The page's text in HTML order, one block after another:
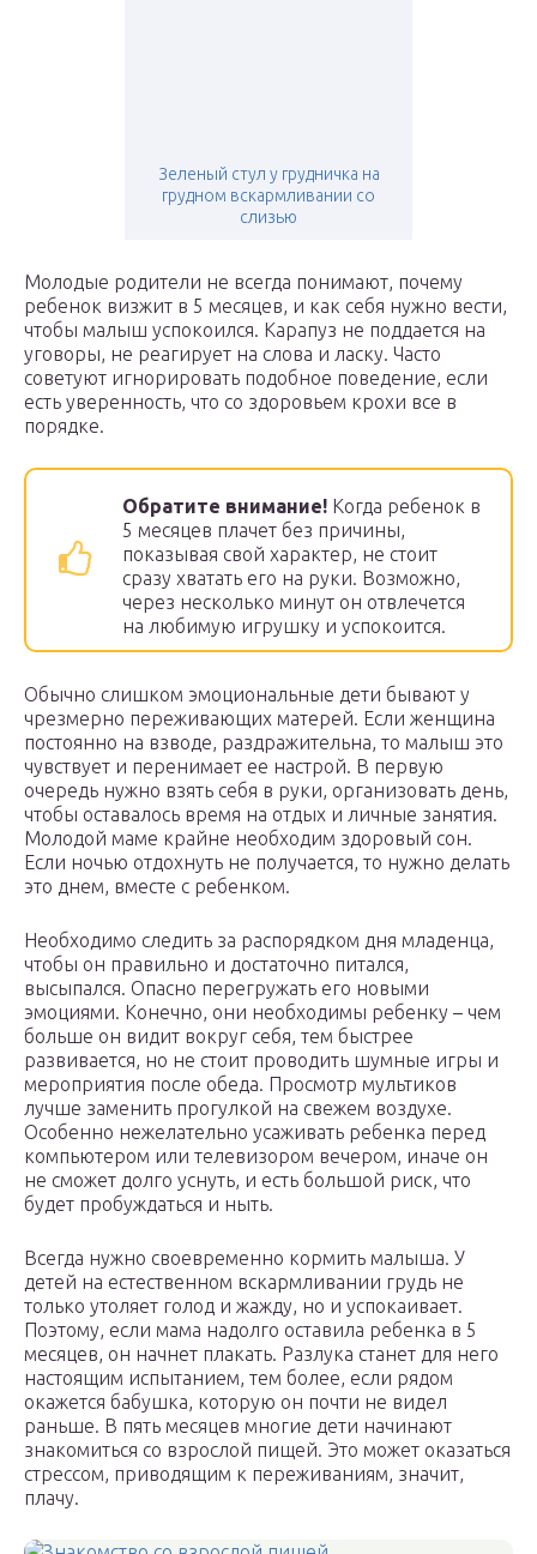
Зеленый стул у грудничка на
грудном вскармливании со
слизью
Молодые родители не всегда понимают, почему
ребенок визжит в 5 месяцев, и как себя нужно вести,
чтобы малыш успокоился. Карапуз не поддается на
уговоры, не реагирует на слова и ласку. Часто
советуют игнорировать подобное поведение, если
есть уверенность, что со здоровьем крохи все в
порядке.
Обратите внимание! Когда ребенок в
5 месяцев плачет без причины,
показывая свой характер, не стоит
сразу хватать его на руки. Возможно,
через несколько минут он отвлечется
на любимую игрушку и успокоится.
Обычно слишком эмоциональные дети бывают у
чрезмерно переживающих матерей. Если женщина
постоянно на взводе, раздражительна, то малыш это
чувствует и перенимает ее настрой. В первую
очередь нужно взять себя в руки, организовать день,
чтобы оставалось время на отдых и личные занятия.
Молодой маме крайне необходим здоровый сон.
Если ночью отдохнуть не получается, то нужно делать
это днем, вместе с ребенком.
Необходимо следить за распорядком дня младенца,
чтобы он правильно и достаточно питался,
высыпался. Опасно перегружать его новыми
эмоциями. Конечно, они необходимы ребенку – чем
больше он видит вокруг себя, тем быстрее
развивается, но не стоит проводить шумные игры и
мероприятия после обеда. Просмотр мультиков
лучше заменить прогулкой на свежем воздухе.
Особенно нежелательно усаживать ребенка перед
компьютером или телевизором вечером, иначе он
не сможет долго уснуть, и есть большой риск, что
будет пробуждаться и ныть.
Всегда нужно своевременно кормить малыша. У
детей на естественном вскармливании грудь не
только утоляет голод и жажду, но и успокаивает.
Поэтому, если мама надолго оставила ребенка в 5
месяцев, он начнет плакать. Разлука станет для него
настоящим испытанием, тем более, если рядом
окажется бабушка, которую он почти не видел
раньше. В пять месяцев многие дети начинают
знакомиться со взрослой пищей. Это может оказаться
стрессом, приводящим к переживаниям, значит,
плачу.